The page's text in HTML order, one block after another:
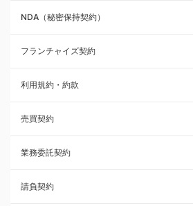
業務委託契約
利用規約・約款
覚書・合意書・同意書
承諾書
雇用契約
その他契約・書面
NDA（秘密保持契約）
フランチャイズ契約
利用規約・約款
売買契約
業務委託契約
請負契約